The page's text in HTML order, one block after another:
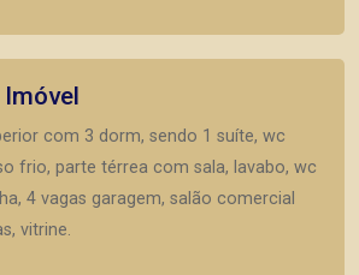
com 3 dorm, sendo 1 suíte, wc
frio, parte térrea com sala, lavabo, wc
4 vagas garagem, salão comercial
vitrine.